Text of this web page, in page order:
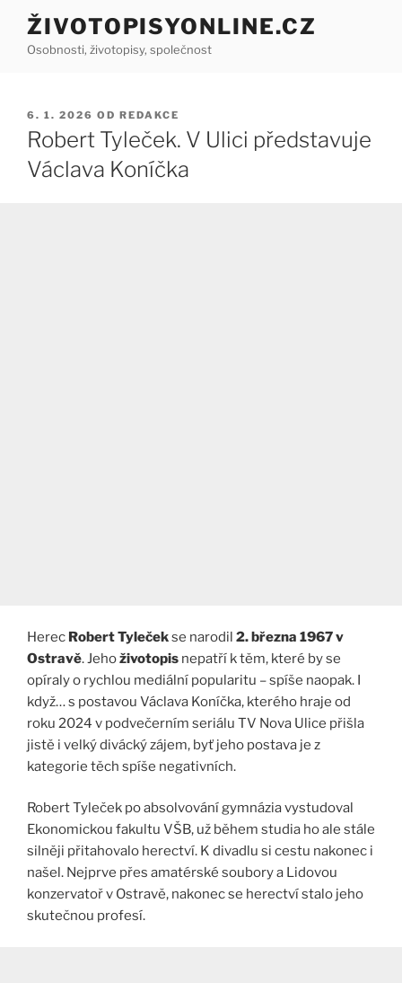
Přejít
obsahu
ŽIVOTOPISYONLINE.CZ
Osobnosti, životopisy, společnost
PUBLIKOVÁNO
6. 1. 2026 OD REDAKCE
Robert Tyleček. V Ulici představuje
Václava Koníčka
Herec Robert Tylečekse narodil 2. března 1967 v
Ostravě. Jehoživotopis nepatří k těm, které by se
opíraly o rychlou mediální popularitu – spíše naopak. I
když… s postavou Václava Koníčka, kterého hraje od
roku 2024 v podvečerním seriálu TV Nova Ulice přišla
jistě i velký divácký zájem, byť jeho postava je z
kategorie těch spíše negativních.
Robert Tyleček po absolvování gymnázia vystudoval
Ekonomickou fakultu VŠB, už během studia ho ale stále
silněji přitahovalo herectví. K divadlu si cestu nakonec i
našel. Nejprve přes amatérské soubory a Lidovou
konzervatoř v Ostravě, nakonec se herectví stalo jeho
skutečnou profesí.